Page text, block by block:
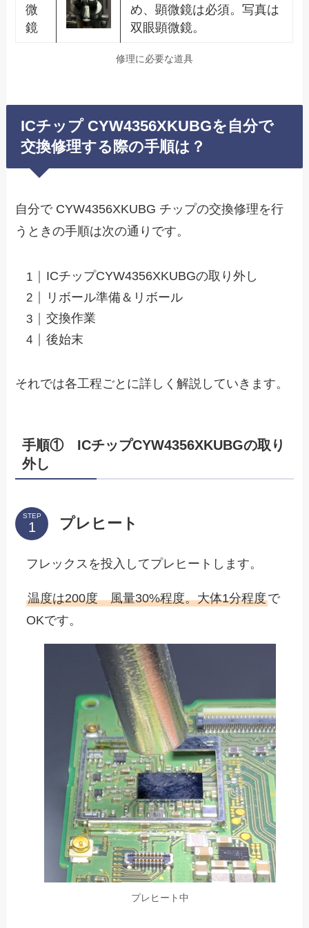
微
鏡
め、顕微鏡は必須。写真は
双眼顕微鏡。
修理に必要な道具
ICチップ CYW4356XKUBGを自分で
交換修理する際の手順は？
自分で CYW4356XKUBG チップの交換修理を行
うときの手順は次の通りです。
ICチップCYW4356XKUBGの取り外し
リボール準備＆リボール
交換作業
後始末
それでは各工程ごとに詳しく解説していきます。
手順① ICチップCYW4356XKUBGの取り
外し
STEP プレヒート
フレックスを投入してプレヒートします。
温度は200度 風量30%程度。大体1分程度で
OKです。
プレヒート中